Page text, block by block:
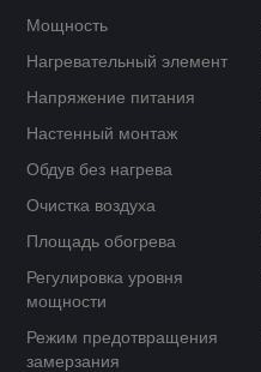
Мощность
Нагревательный элемент
Напряжение питания
Настенный монтаж
Обдув без нагрева
Очистка воздуха
Площадь обогрева
Регулировка уровня
мощности
Режим предотвращения
замерзания